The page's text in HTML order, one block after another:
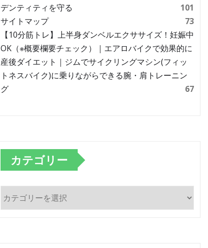
デンティティを守る
101
サイトマップ
73
【10分筋トレ】上半身ダンベルエクササイズ！妊娠中
OK（※概要欄要チェック）｜エアロバイクで効果的に
産後ダイエット｜ジムでサイクリングマシン(フィッ
トネスバイク)に乗りながらできる腕・肩トレーニン
グ
67
カテゴリー
テ